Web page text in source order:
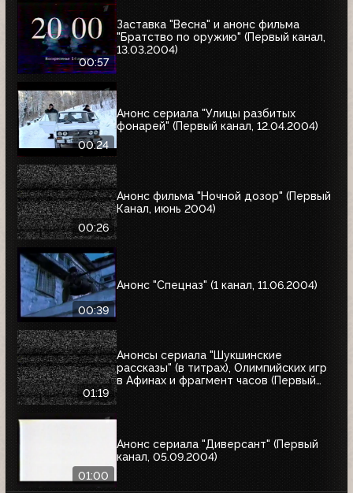
00:57
Заставка "Весна" и анонс фильма
"Братство по оружию" (Первый канал,
13.03.2004)
00:24
Анонс сериала "Улицы разбитых
фонарей" (Первый канал, 12.04.2004)
00:26
Анонс фильма "Ночной дозор" (Первый
Канал, июнь 2004)
00:39
Анонс "Спецназ" (1 канал, 11.06.2004)
01:19
Анонсы сериала "Шукшинские
рассказы" (в титрах), Олимпийских игр
в Афинах и фрагмент часов (Первый
01:00
Анонс сериала "Диверсант" (Первый
канал, 05.09.2004)